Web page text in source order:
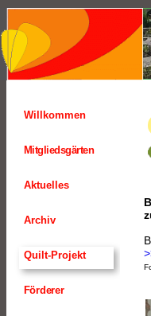
Willkommen
Mitgliedsgärten
Aktuelles
Archiv
Quilt-Projekt
Förderer